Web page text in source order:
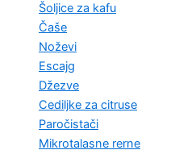
Šoljice za kafu
Čaše
Noževi
Escajg
Džezve
Cediljke za citruse
Paročistači
Mikrotalasne rerne